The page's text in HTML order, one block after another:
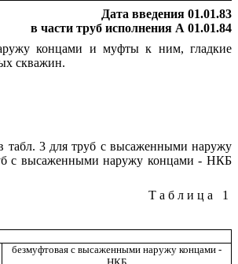
Дата введения 01.01.83
в части труб исполнения А 01.01.84
концами и муфты к ним, гладкие
скважин.
табл. 3 для труб с высаженными наружу
с высаженными наружу концами - НКБ
Таблица 1
безмуфтовая с высаженными наружу концами -